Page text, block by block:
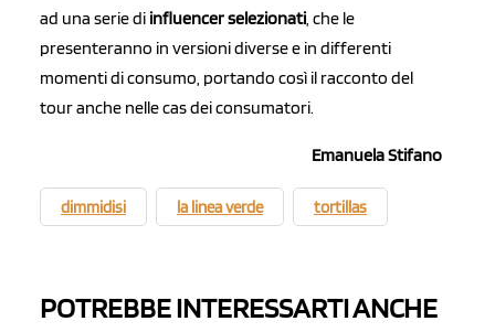
ad una serie di influencer selezionati , che le
presenteranno in versioni diverse e in differenti
momenti di consumo, portando così il racconto del
tour anche nelle cas dei consumatori.
Emanuela Stifano
dimmidisi la linea verde tortillas
POTREBBE INTERESSARTI ANCHE